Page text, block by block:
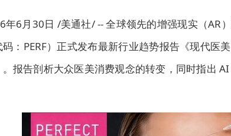
年6月30日 /美通社/ -- 全球领先的增强现实（
：PERF）正式发布最新行业趋势报告《现代医
报告剖析大众医美消费观念的转变，同时指出